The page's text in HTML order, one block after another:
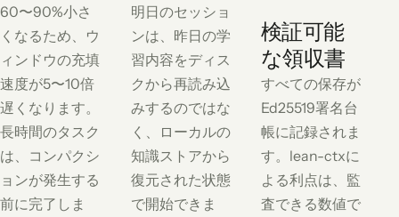
60〜90%小さ
くなるため、ウ
ィンドウの充填
速度が5〜10倍
遅くなります。
長時間のタスク
は、コンパクシ
ョンが発生する
前に完了しま
明日のセッショ
ンは、昨日の学
習内容をディス
クから再読み込
みするのではな
く、ローカルの
知識ストアから
復元された状態
で開始できま
検証可能
な領収書
すべての保存が
Ed25519署名台
帳に記録されま
す。lean-ctxに
よる利点は、監
査できる数値で